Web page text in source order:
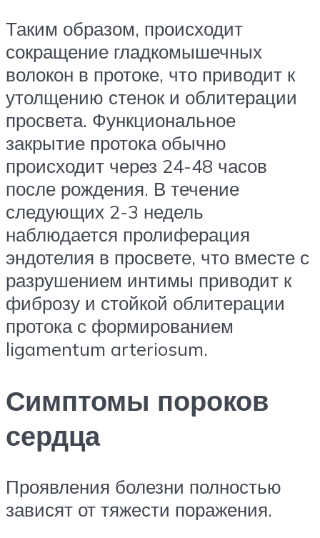
Таким образом, происходит
сокращение гладкомышечных
волокон в протоке, что приводит к
утолщению стенок и облитерации
просвета. Функциональное
закрытие протока обычно
происходит через 24-48 часов
после рождения. В течение
следующих 2-3 недель
наблюдается пролиферация
эндотелия в просвете, что вместе с
разрушением интимы приводит к
фиброзу и стойкой облитерации
протока с формированием
ligamentum arteriosum.
Симптомы пороков
сердца
Проявления болезни полностью
зависят от тяжести поражения.